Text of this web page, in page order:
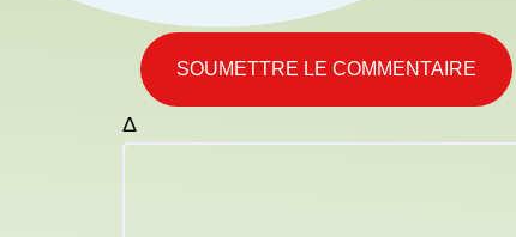
SOUMETTRE LE COMMENTAIRE
Δ